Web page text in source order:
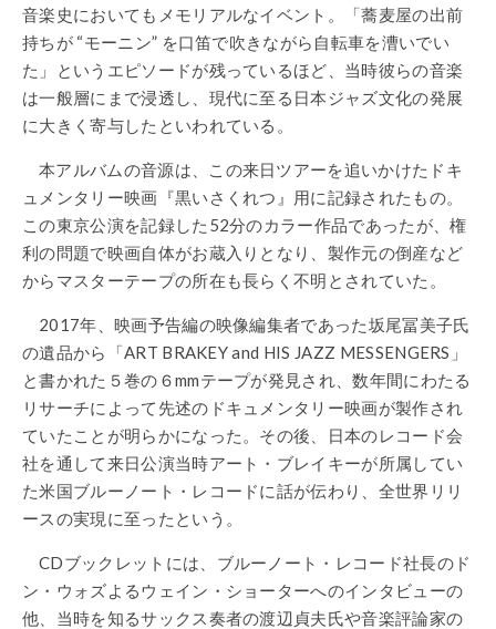
音楽史においてもメモリアルなイベント。「蕎麦屋の出前
持ちが “モーニン” を口笛で吹きながら自転車を漕いでい
た」というエピソードが残っているほど、当時彼らの音楽
は一般層にまで浸透し、現代に至る日本ジャズ文化の発展
に大きく寄与したといわれている。
本アルバムの音源は、この来日ツアーを追いかけたドキ
ュメンタリー映画『黒いさくれつ』用に記録されたもの。
この東京公演を記録した52分のカラー作品であったが、権
利の問題で映画自体がお蔵入りとなり、製作元の倒産など
からマスターテープの所在も長らく不明とされていた。
2017年、映画予告編の映像編集者であった坂尾冨美子氏
の遺品から「ART BRAKEY and HIS JAZZ MESSENGERS」
と書かれた５巻の６mmテープが発見され、数年間にわたる
リサーチによって先述のドキュメンタリー映画が製作され
ていたことが明らかになった。その後、日本のレコード会
社を通して来日公演当時アート・ブレイキーが所属してい
た米国ブルーノート・レコードに話が伝わり、全世界リリ
ースの実現に至ったという。
CDブックレットには、ブルーノート・レコード社長のド
ン・ ウォズよるウェイン・ショーターへのインタビューの
他、 当時を知るサックス奏者の渡辺貞夫氏や音楽評論家の